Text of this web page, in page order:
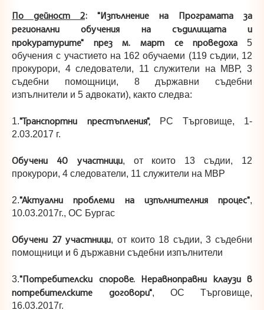
По дейност 2: "Изпълнение на Програмата за
регионални обучения на съдилищата и
прокуратурите" през м. март се проведоха 5
обучения с участието на 162 обучаеми (119 съдии, 12
прокурори, 4 следователи, 11 служители на МВР, 3
съдебни помощници, 8 държавни съдебни
изпълнители и 5 адвокати), както следва:
1."Транспортни престъпления", РС Търговище, 1-
2.03.2017 г.
Обучени 40 участници, от които 13 съдии, 12
прокурори, 4 следователи, 11 служители на МВР
2."Актуални проблеми на изпълнителния процес",
10.03.2017г., ОС Бургас
Обучени 27 участници, от които 18 съдии, 3 съдебни
помощници и 6 държавни съдебни изпълнители
3."Потребителски спорове. Неравноправни клаузи в
потребителските договори", ОС Търговище,
16.03.2017г.